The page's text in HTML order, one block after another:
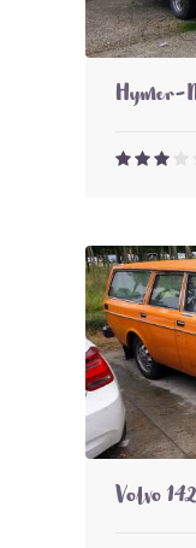
Hymer-
Volvo